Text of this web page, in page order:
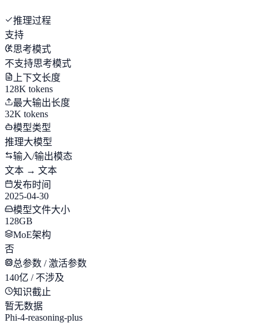
推理过程
支持
思考模式
不支持思考模式
上下文长度
128K tokens
最大输出长度
32K tokens
模型类型
推理大模型
输入/输出模态
文本 → 文本
发布时间
2025-04-30
模型文件大小
128GB
MoE架构
否
总参数 / 激活参数
140亿 / 不涉及
知识截止
暂无数据
Phi-4-reasoning-plus